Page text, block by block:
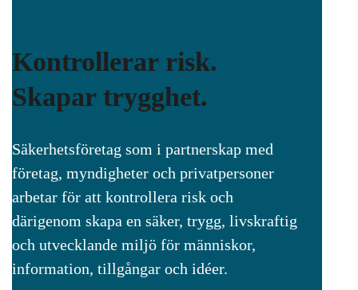
Kontrollerar risk.
Skapar trygghet.
Säkerhetsföretag som i partnerskap med
företag, myndigheter och privatpersoner
arbetar för att kontrollera risk och
därigenom skapa en säker, trygg, livskraftig
och utvecklande miljö för människor,
information, tillgångar och idéer.